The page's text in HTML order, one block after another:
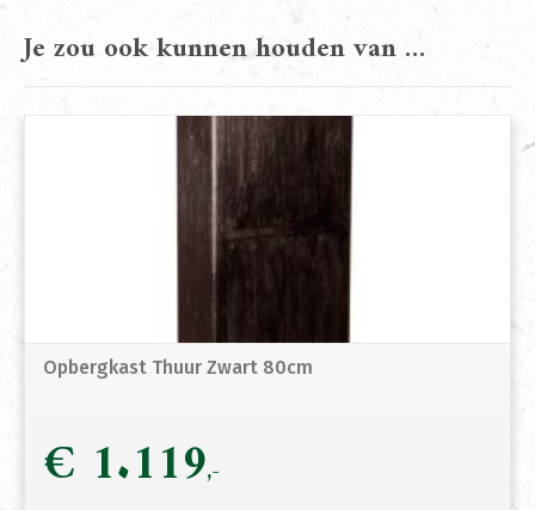
Je zou ook kunnen houden van …
Opbergkast Thuur Zwart 80cm
€ 1.119